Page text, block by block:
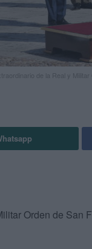
de la Real y
Orden de San